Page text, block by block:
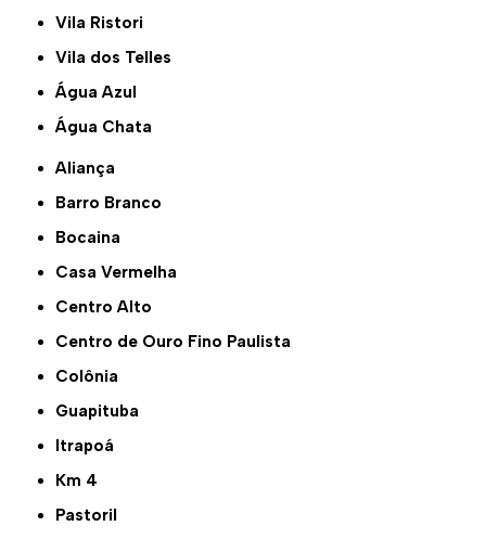
Vila Ristori
Vila dos Telles
Água Azul
Água Chata
Aliança
Barro Branco
Bocaina
Casa Vermelha
Centro Alto
Centro de Ouro Fino Paulista
Colônia
Guapituba
Itrapoá
Km 4
Pastoril